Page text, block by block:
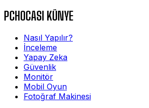
PCHOCASI KÜNYE
Nasıl Yapılır?
İnceleme
Yapay Zeka
Güvenlik
Monitör
Mobil Oyun
Fotoğraf Makinesi